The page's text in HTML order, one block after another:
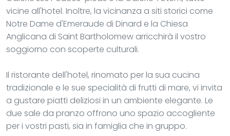
vicine all'hotel. Inoltre, la vicinanza a siti storici come
Notre Dame d'Emeraude di Dinard e la Chiesa
Anglicana di Saint Bartholomew arricchirà il vostro
soggiorno con scoperte culturali.
Il ristorante dell'hotel, rinomato per la sua cucina
tradizionale e le sue specialità di frutti di mare, vi invita
a gustare piatti deliziosi in un ambiente elegante. Le
due sale da pranzo offrono uno spazio accogliente
per i vostri pasti, sia in famiglia che in gruppo.